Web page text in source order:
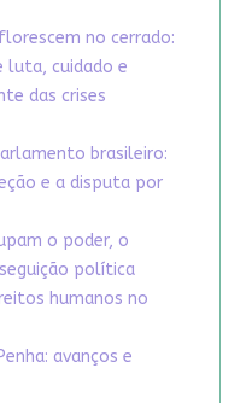
no cerrado:
luta, cuidado e
das crises
brasileiro:
e a disputa por
o poder, o
política
humanos no
avanços e